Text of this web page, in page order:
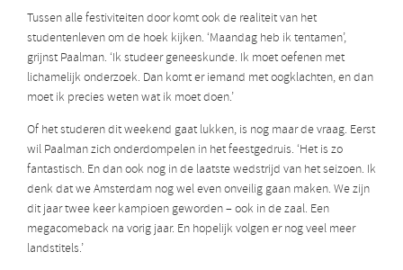
Tussen alle festiviteiten door komt ook de realiteit van het
studentenleven om de hoek kijken. ‘Maandag heb ik tentamen’,
grijnst Paalman. ‘Ik studeer geneeskunde. Ik moet oefenen met
lichamelijk onderzoek. Dan komt er iemand met oogklachten, en dan
moet ik precies weten wat ik moet doen.’
Of het studeren dit weekend gaat lukken, is nog maar de vraag. Eerst
wil Paalman zich onderdompelen in het feestgedruis. ‘Het is zo
fantastisch. En dan ook nog in de laatste wedstrijd van het seizoen. Ik
denk dat we Amsterdam nog wel even onveilig gaan maken. We zijn
dit jaar twee keer kampioen geworden – ook in de zaal. Een
megacomeback na vorig jaar. En hopelijk volgen er nog veel meer
landstitels.’